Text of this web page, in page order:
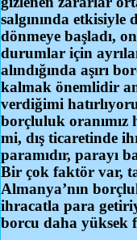
salgınında
dönmeye başladı,
durumlar için
alındığında aşırı
kalmak önemlidir
verdiğimi
borçluluk
mi, dış ticaretinde
paramıdır, parayı
Bir çok faktör var,
Almanya’nın
ihracatla para
borcu daha yüksek